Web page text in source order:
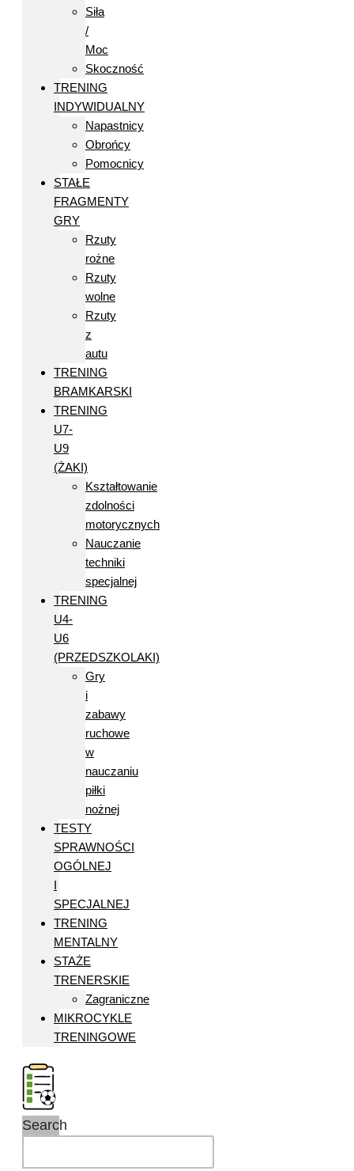
Siła
/
Moc
Skoczność
TRENING
INDYWIDUALNY
Napastnicy
Obrońcy
Pomocnicy
STAŁE
FRAGMENTY
GRY
Rzuty
rożne
Rzuty
wolne
Rzuty
z
autu
TRENING
BRAMKARSKI
TRENING
U7-
U9
(ŻAKI)
Kształtowanie
zdolności
motorycznych
Nauczanie
techniki
specjalnej
TRENING
U4-
U6
(PRZEDSZKOLAKI)
Gry
i
zabawy
ruchowe
w
nauczaniu
piłki
nożnej
TESTY
SPRAWNOŚCI
OGÓLNEJ
I
SPECJALNEJ
TRENING
MENTALNY
STAŻE
TRENERSKIE
Zagraniczne
MIKROCYKLE
TRENINGOWE
Search